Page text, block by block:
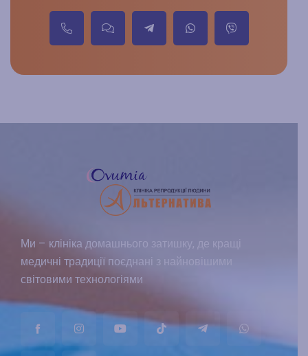
Ми – клініка домашнього затишку, де кращі
медичні традиції поєднані з найновішими
світовими технологіями